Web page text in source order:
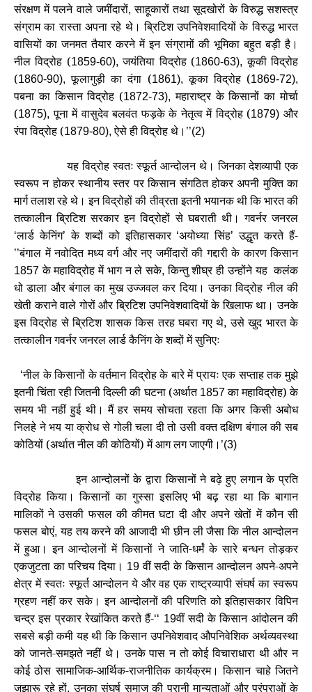
संरक्षण में पलने वाले जमींदारों,साहूकारों तथा सूदखोरों के विरुद्ध सशस्त्र
संग्राम का रास्ता अपना रहे थे। ब्रिटिश उपनिवेशवादियों के विरुद्ध भारत
वासियों का जनमत तैयार करने में इन संग्रामों की भूमिका बहुत बड़ी है।
नील विद्रोह (1859-60),जयंतिया विद्रोह (1860-63),कूकी विद्रोह
(1860-90),फूलागुड़ी का दंगा (1861),कूका विद्रोह (1869-72),
पबना का किसान विद्रोह (1872-73),महाराष्ट्र के किसानों का मोर्चा
(1875),पूना में वासुदेव बलवंत फड़के के नेतृत्व में विद्रोह (1879)और
रंपा विद्रोह (1879-80),ऐसे ही विद्रोह थे। ’’(2)
यह विद्रोह स्वतः स्फूर्त आन्दोलन थे। जिनका देशव्यापी एक
स्वरूप न होकर स्थानीय स्तर पर किसान संगठित होकर अपनी मुक्ति का
मार्ग तलाश रहे थे। इन विद्रोहों की तीव्रता इतनी भयानक थी कि भारत की
तत्कालीन ब्रिटिश सरकार इन विद्रोहों से घबराती थी। गवर्नर जनरल
‘लार्ड केनिंग’के शब्दों को इतिहासकार ‘अयोध्या सिंह’उद्धृत करते हैं-
’’बंगाल में नवोदित मध्य वर्ग और नए जमींदारों की गद्दारी के कारण किसान
1857 के महाविद्रोह में भाग न ले सके,किन्तु शीघ्र ही उन्होंने यह कलंक
धो डाला और बंगाल का मुख उज्जवल कर दिया। उनका विद्रोह नील की
खेती कराने वाले गोरों और ब्रिटिश उपनिवेशवादियों के खिलाफ था। उनके
इस विद्रोह से ब्रिटिश शासक किस तरह घबरा गए थे,उसे खुद भारत के
तत्कालीन गवर्नर जनरल लार्ड कैनिंग के शब्दों में सुनिएः
‘नील के किसानों के वर्तमान विद्रोह के बारे में प्रायः एक सप्ताह तक मुझे
इतनी चिंता रही जितनी दिल्ली की घटना (अर्थात 1857का महाविद्रोह) के
समय भी नहीं हुई थी। मैं हर समय सोचता रहता कि अगर किसी अबोध
निलहे ने भय या क्रोध से गोली चला दी तो उसी वक्त दक्षिण बंगाल की सब
कोठियों (अर्थात नील की कोठियों) में आग लग जाएगी। ’(3)
इन आन्दोलनों के द्वारा किसानों ने बढ़े हुए लगान के प्रति
विद्रोह किया। किसानों का गुस्सा इसलिए भी बढ़ रहा था कि बागान
मालिकों ने उसकी फसल की कीमत घटा दी और अपने खेतों में कौन सी
फसल बोएं,यह तय करने की आजादी भी छीन ली जैसा कि नील आन्दोलन
में हुआ। इन आन्दोलनों में किसानों ने जाति-धर्मं के सारे बन्धन तोड़कर
एकजुटता का परिचय दिया। 19वीं सदी के किसान आन्दोलन अपने-अपने
क्षेत्र में स्वतः स्फूर्त आन्दोलन ये और वह एक राष्ट्रव्यापी संघर्ष का स्वरूप
ग्रहण नहीं कर सके। इन आन्दोलनों की परिणति को इतिहासकार विपिन
चन्द्र इस प्रकार रेखांकित करते हैं-‘‘ 19वीं सदी के किसान आंदोलन की
सबसे बड़ी कमी यह थी कि किसान उपनिवेशवाद औपनिवेशिक अर्थव्यवस्था
को जानते-समझते नहीं थे। उनके पास न तो कोई विचाराधारा थी और न
कोई ठोस सामाजिक-आर्थिक-राजनीतिक कार्यक्रम। किसान चाहे जितने
जुझारू रहे हों,उनका संघर्ष समाज की पुरानी मान्यताओं और परंपराओं के